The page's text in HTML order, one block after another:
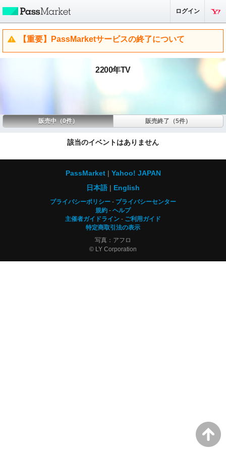
ログイン
【重要】PassMarketサービスの終了について
2200年TV
販売中（0件） 販売終了（5件）
該当のイベントはありません
PassMarket
Yahoo! JAPAN
日本語
English
プライバシーポリシー
プライバシーセンター
規約
ヘルプ
主催者ガイドライン
ご利用ガイド
特定商取引法の表示
写真：アフロ
© LY Corporation